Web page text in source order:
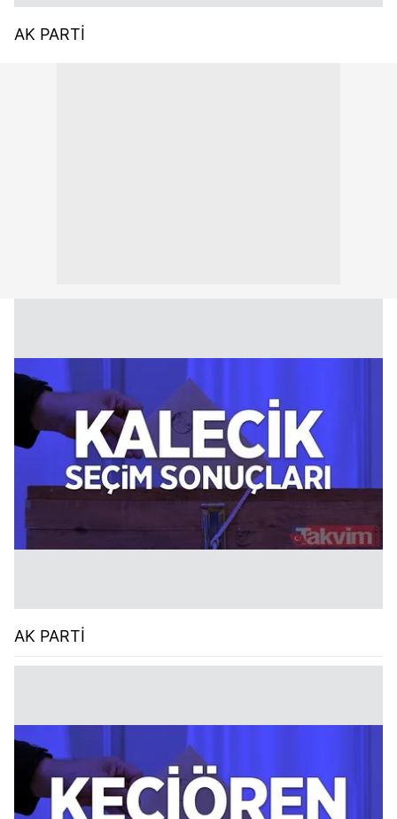
AK PARTİ
AK PARTİ